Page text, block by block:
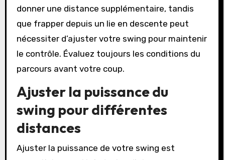
donner une distance supplémentaire, tandis
que frapper depuis un lie en descente peut
nécessiter d’ajuster votre swing pour maintenir
le contrôle. Évaluez toujours les conditions du
parcours avant votre coup.
Ajuster la puissance du
swing pour différentes
distances
Ajuster la puissance de votre swing est